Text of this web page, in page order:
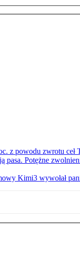
z powodu zwrotu ceł
pasa. Potężne
Kimi3 wywołał